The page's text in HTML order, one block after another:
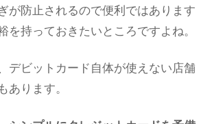
が防止されるので便利ではあります
を持っておきたいところですよね。
デビットカード自体が使えない店舗
あります。